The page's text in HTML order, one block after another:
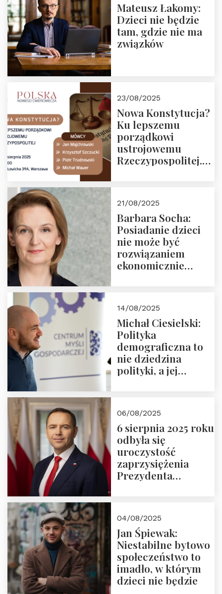
Mateusz Łakomy:
Dzieci nie będzie
tam, gdzie nie ma
związków
23/08/2025
Nowa Konstytucja?
Ku lepszemu
porządkowi
ustrojowemu
Rzeczypospolitej.
Nowego
Ćwierćwiecza”
21/08/2025
Barbara Socha:
Posiadanie dzieci
nie może być
rozwiązaniem
ekonomicznie
14/08/2025
Michał Ciesielski:
Polityka
demograficzna to
nie dziedzina
polityki, a jej
06/08/2025
6 sierpnia 2025 roku
odbyła się
uroczystość
zaprzysiężenia
Prezydenta
Nawrockiego
04/08/2025
Jan Śpiewak:
Niestabilne bytowo
społeczeństwo to
imadło, w którym
dzieci nie będzie